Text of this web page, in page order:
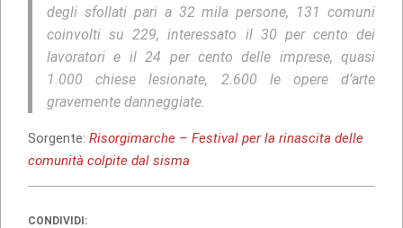
degli sfollati pari a 32 mila persone, 131 comuni
coinvolti su 229, interessato il 30 per cento dei
lavoratori e il 24 per cento delle imprese, quasi
1.000 chiese lesionate, 2.600 le opere d’arte
gravemente danneggiate.
Sorgente: Risorgimarche – Festival per la rinascita delle
comunità colpite dal sisma
CONDIVIDI: